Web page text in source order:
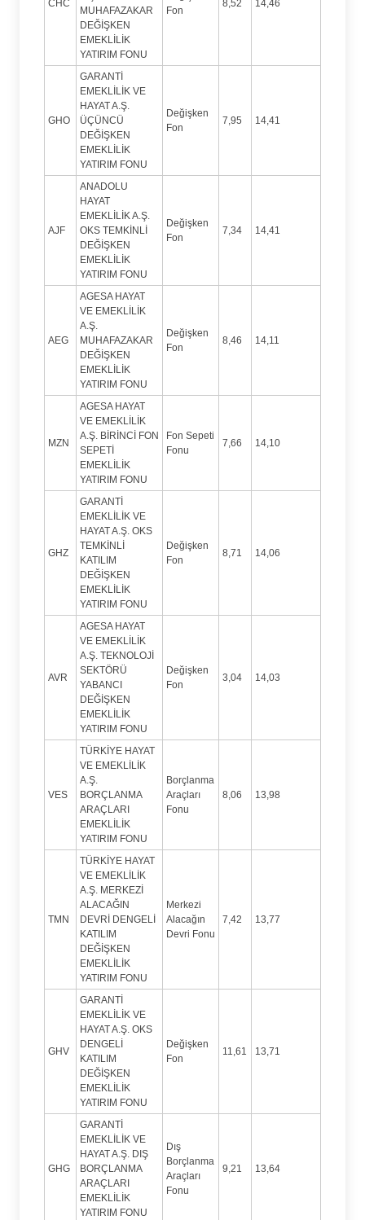
CHC
MUHAFAZAKAR
DEĞİŞKEN
EMEKLİLİK
YATIRIM FONU
Fon
8,52 14,46
GHO
GARANTİ
EMEKLİLİK VE
HAYAT A.Ş.
ÜÇÜNCÜ
DEĞİŞKEN
EMEKLİLİK
YATIRIM FONU
Değişken
Fon
7,95 14,41
AJF
ANADOLU
HAYAT
EMEKLİLİK A.Ş.
OKS TEMKİNLİ
DEĞİŞKEN
EMEKLİLİK
YATIRIM FONU
Değişken
Fon
7,34 14,41
AEG
AGESA HAYAT
VE EMEKLİLİK
A.Ş.
MUHAFAZAKAR
DEĞİŞKEN
EMEKLİLİK
YATIRIM FONU
Değişken
Fon
8,46 14,11
MZN
AGESA HAYAT
VE EMEKLİLİK
A.Ş. BİRİNCİ FON
SEPETİ
EMEKLİLİK
YATIRIM FONU
Fon Sepeti
Fonu
7,66 14,10
GHZ
GARANTİ
EMEKLİLİK VE
HAYAT A.Ş. OKS
TEMKİNLİ
KATILIM
DEĞİŞKEN
EMEKLİLİK
YATIRIM FONU
Değişken
Fon
8,71 14,06
AVR
AGESA HAYAT
VE EMEKLİLİK
A.Ş. TEKNOLOJİ
SEKTÖRÜ
YABANCI
DEĞİŞKEN
EMEKLİLİK
YATIRIM FONU
Değişken
Fon
3,04 14,03
VES
TÜRKİYE HAYAT
VE EMEKLİLİK
A.Ş.
BORÇLANMA
ARAÇLARI
EMEKLİLİK
YATIRIM FONU
Borçlanma
Araçları
Fonu
8,06 13,98
TMN
TÜRKİYE HAYAT
VE EMEKLİLİK
A.Ş. MERKEZİ
ALACAĞIN
DEVRİ DENGELİ
KATILIM
DEĞİŞKEN
EMEKLİLİK
YATIRIM FONU
Merkezi
Alacağın
Devri Fonu
7,42 13,77
GHV
GARANTİ
EMEKLİLİK VE
HAYAT A.Ş. OKS
DENGELİ
KATILIM
DEĞİŞKEN
EMEKLİLİK
YATIRIM FONU
Değişken
Fon
11,61 13,71
GHG
GARANTİ
EMEKLİLİK VE
HAYAT A.Ş. DIŞ
BORÇLANMA
ARAÇLARI
EMEKLİLİK
YATIRIM FONU
Dış
Borçlanma
Araçları
Fonu
9,21 13,64